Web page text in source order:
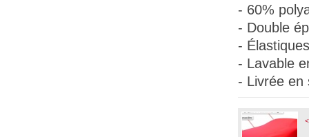
- 60%
- Double
-
- Lavable
- Livrée en